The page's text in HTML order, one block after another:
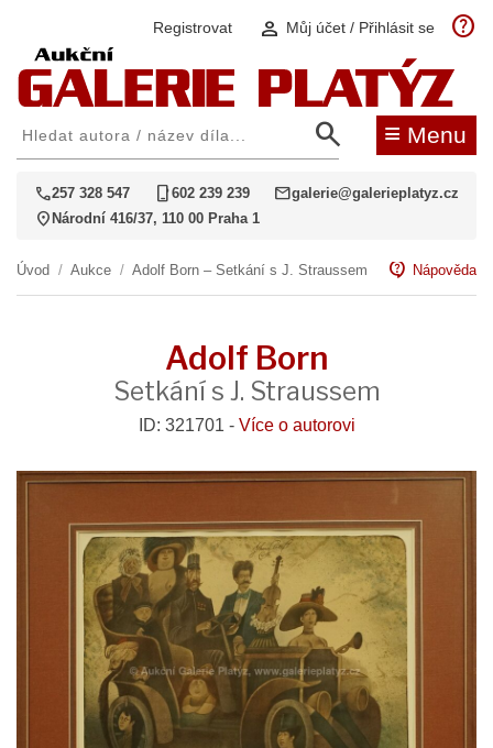
Registrovat person Můj účet / Přihlásit se help
search ≡ Menu
call257 328 547 phone_iphone602 239 239 mailgalerie@galerieplatyz.cz
location_on Národní 416/37, 110 00 Praha 1
Úvod / Aukce / Adolf Born – Setkání s J. Straussem contact_support Nápověda
Adolf Born
Setkání s J. Straussem
ID: 321701 - Více o autorovi